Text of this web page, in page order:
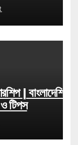
টিপস